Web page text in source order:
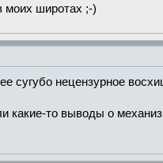
моих широтах ;-)
сугубо нецензурное
какие-то выводы о